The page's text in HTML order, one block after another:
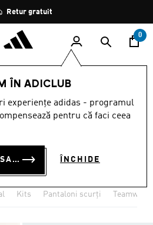
Oprește
rotația
Retur gratuit
0
ÎN ADICLUB
experiențe adidas - programul
pentru că faci ceea
CONECTEAZĂ-TE SAU ÎNSCRIE-TE ACUM ÎNCHIDE
Îmbrăcăminte
Imagini Mari
Kits Pantaloni scurţi Teamwear